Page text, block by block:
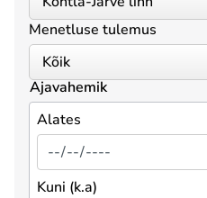
Menetluse tulemus
Ajavahemik
Alates
Kuni (k.a)